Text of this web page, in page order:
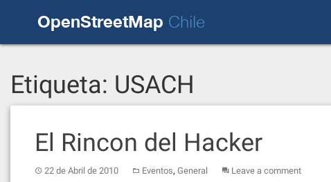
OpenStreetMap Chile
Etiqueta: USACH
El Rincon del Hacker
22 de Abril de 2010 Eventos, General Leave a comment